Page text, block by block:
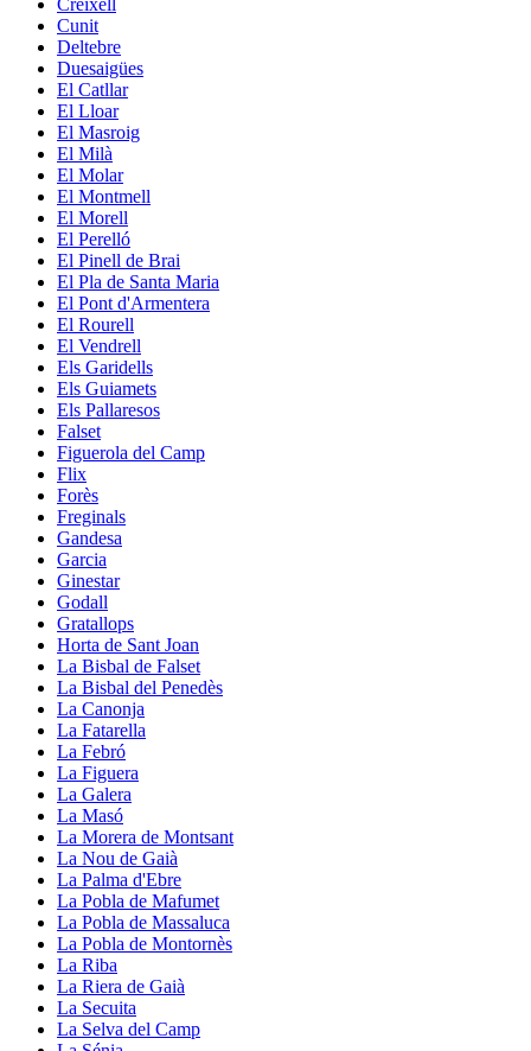
Cunit
Deltebre
Duesaigües
El Catllar
El Lloar
El Masroig
El Milà
El Molar
El Montmell
El Morell
El Perelló
El Pinell de Brai
El Pla de Santa Maria
El Pont d'Armentera
El Rourell
El Vendrell
Els Garidells
Els Guiamets
Els Pallaresos
Falset
Figuerola del Camp
Flix
Forès
Freginals
Gandesa
Garcia
Ginestar
Godall
Gratallops
Horta de Sant Joan
La Bisbal de Falset
La Bisbal del Penedès
La Canonja
La Fatarella
La Febró
La Figuera
La Galera
La Masó
La Morera de Montsant
La Nou de Gaià
La Palma d'Ebre
La Pobla de Mafumet
La Pobla de Massaluca
La Pobla de Montornès
La Riba
La Riera de Gaià
La Secuita
La Selva del Camp